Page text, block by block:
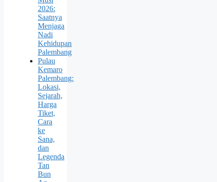
2026:
Saatnya
Menjaga
Nadi
Kehidupan
Palembang
Pulau
Kemaro
Palembang:
Lokasi,
Sejarah,
Harga
Tiket,
Cara
ke
Sana,
dan
Legenda
Tan
Bun